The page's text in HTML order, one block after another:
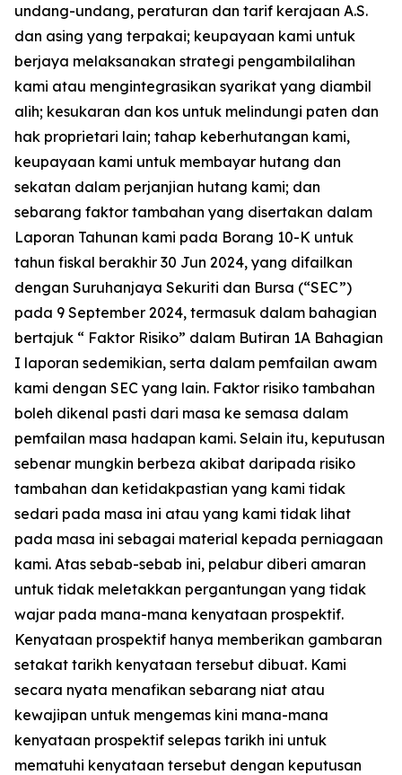
undang-undang, peraturan dan tarif kerajaan A.S.
dan asing yang terpakai; keupayaan kami untuk
berjaya melaksanakan strategi pengambilalihan
kami atau mengintegrasikan syarikat yang diambil
alih; kesukaran dan kos untuk melindungi paten dan
hak proprietari lain; tahap keberhutangan kami,
keupayaan kami untuk membayar hutang dan
sekatan dalam perjanjian hutang kami; dan
sebarang faktor tambahan yang disertakan dalam
Laporan Tahunan kami pada Borang 10-K untuk
tahun fiskal berakhir 30 Jun 2024, yang difailkan
dengan Suruhanjaya Sekuriti dan Bursa (“SEC”)
pada 9 September 2024, termasuk dalam bahagian
bertajuk “ Faktor Risiko” dalam Butiran 1A Bahagian
I laporan sedemikian, serta dalam pemfailan awam
kami dengan SEC yang lain. Faktor risiko tambahan
boleh dikenal pasti dari masa ke semasa dalam
pemfailan masa hadapan kami. Selain itu, keputusan
sebenar mungkin berbeza akibat daripada risiko
tambahan dan ketidakpastian yang kami tidak
sedari pada masa ini atau yang kami tidak lihat
pada masa ini sebagai material kepada perniagaan
kami. Atas sebab-sebab ini, pelabur diberi amaran
untuk tidak meletakkan pergantungan yang tidak
wajar pada mana-mana kenyataan prospektif.
Kenyataan prospektif hanya memberikan gambaran
setakat tarikh kenyataan tersebut dibuat. Kami
secara nyata menafikan sebarang niat atau
kewajipan untuk mengemas kini mana-mana
kenyataan prospektif selepas tarikh ini untuk
mematuhi kenyataan tersebut dengan keputusan